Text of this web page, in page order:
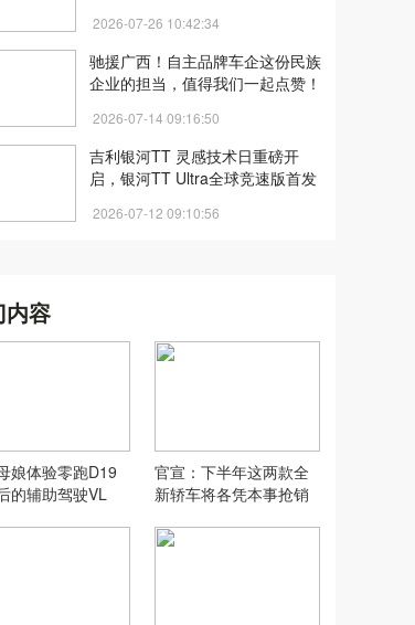
2026-07-26 10:42:34
驰援广西！自主品牌车企这份民族
企业的担当，值得我们一起点赞！
2026-07-14 09:16:50
吉利银河TT 灵感技术日重磅开
启，银河TT Ultra全球竞速版首发
2026-07-12 09:10:56
内容
娘体验零跑D19
的辅助驾驶VL
官宣：下半年这两款全
新轿车将各凭本事抢销